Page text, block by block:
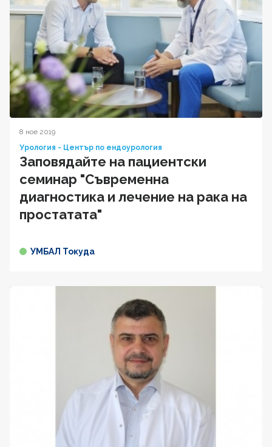
8 ное 2019
Урология - Център по ендоурология
Заповядайте на пациентски
семинар "Съвременна
диагностика и лечение на рака на
простатата"
УМБАЛ Токуда